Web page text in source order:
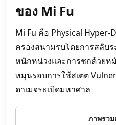
ของ Mi Fu
Mi Fu คือ Physical Hyper-
ครองสนามรบโดยการสลับ
หนักหน่วงและการชกด้วยห
หมุนรอบการใช้สเตต
ดาเมจระเบิดมหาศาล
ภาพรว